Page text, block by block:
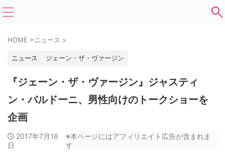
HOME >ニュース >
ニュース ジェーン・ザ・ヴァージン
『ジェーン・ザ・ヴァージン』ジャスティ
ン・バルドーニ、男性向けのトークショーを
企画
2017年7月16
日
※本ページにはアフィリエイト広告が含まれま
す